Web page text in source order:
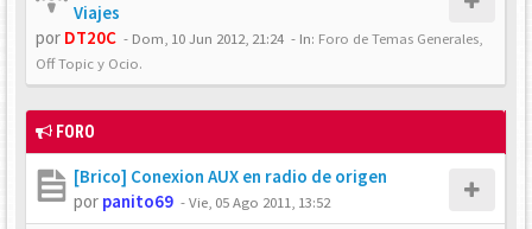
Viajes
por DT20C - Dom, 10 Jun 2012, 21:24 - In: Foro de Temas Generales,
Off Topic y Ocio.
FORO
[Brico] Conexion AUX en radio de origen
por panito69 -Vie, 05 Ago 2011, 13:52